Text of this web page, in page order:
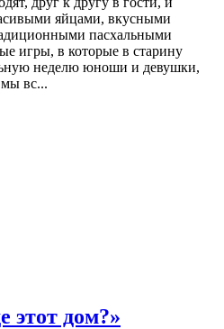
яйцами, вкусными
пасхальными
игры, в которые в старину
неделю юноши и девушки,
вс...
этот дом?»